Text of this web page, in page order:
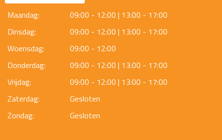
Maandag:
09:00 - 12:00 | 13:00 - 17:00
Dinsdag:
09:00 - 12:00 | 13:00 - 17:00
Woensdag:
09:00 - 12:00
Donderdag:
09:00 - 12:00 | 13:00 - 17:00
Vrijdag:
09:00 - 12:00 | 13:00 - 17:00
Zaterdag:
Gesloten
Zondag:
Gesloten